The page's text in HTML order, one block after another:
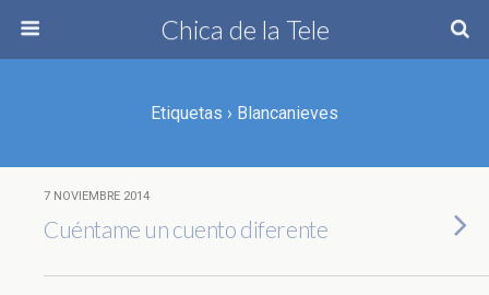
Chica de la Tele
Etiquetas › Blancanieves
7 NOVIEMBRE 2014
Cuéntame un cuento diferente